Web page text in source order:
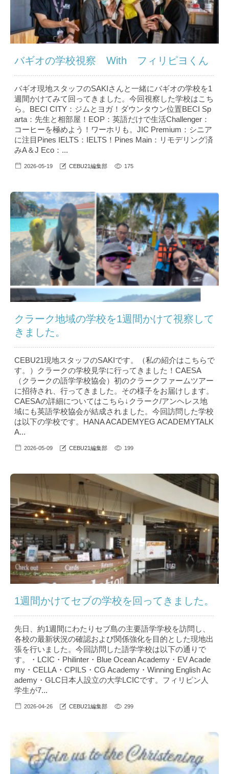
バギオの学校視察 With フィリピヨくん
バギオ現地スタッフのSAKIさんと一緒にバギオの学校を1
週間かけてみて回ってきました。今回視察した学校はこち
ら。BECI CITY：ジムとヨガ！ダウンタウン位置BECI Sp
arta：先生と相部屋！EOP：英語だけで生活Challenger：
コーヒーを極めよう！ワーホリも。JIC Premium：シニア
に注目Pines IELTS：IELTS！Pines Main：リモデリング済
みA＆J Eco：...
2026-05-19 CEBU21編集部 175
クラーク地域の学校を1週間かけて視察して
きました。
CEBU21現地スタッフのSAKIです。（私の紹介はこちら で
す。）クラークの学校見学に行ってきました！CAESA
（クラークの語学学校協会）初のクラークファームツアー
に招待され、行ってきました。その様子をお届けします。
CAESAの詳細についてはこちら↓クラーク/アンヘレス地
域にも英語学校協会が結成されました。今回訪問した学校
は以下の学校です。HANA ACADEMYEG ACADEMYTALK
A...
2026-05-09 CEBU21編集部 199
1週間かけてセブの学校を回ってきました。
先日、約1週間にわたりセブ島の主要語学学校を訪問し、
各校の最新状況の確認および関係強化を目的とした現地出
張を行いました。今回訪問した語学学校は以下の通りで
す。・LCIC・Philinter・Blue Ocean Academy・EV Acade
my・CELLA・CPILS・CG Academy・Winning English Ac
ademy・GLC日本人設立の大学LCICです。フィリピン人
学生が7...
2026-04-26 CEBU21編集部 299